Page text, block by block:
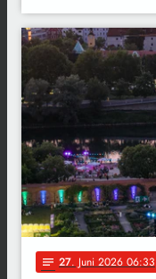
notes 27. Juni 2026 06:33